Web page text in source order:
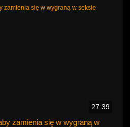
27:39
zamienia się w wygraną w